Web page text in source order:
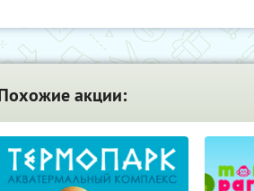
акции: